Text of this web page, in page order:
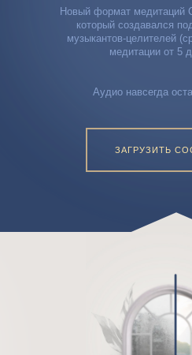
Новый формат медитаций
который создавался
музыкантов-целителей
медитации от 5
Аудио навсегда
ЗАГРУЗИТЬ